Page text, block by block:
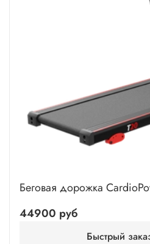
Беговая дорожка
44900 руб
Быстрый